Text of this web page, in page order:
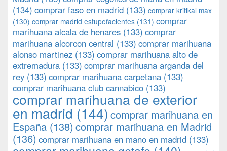
(134) comprar faso en madrid (133) comprar kritikal max
(130) comprar madrid estupefacientes (131) comprar
marihuana alcala de henares (133) comprar
marihuana alcorcon central (133) comprar marihuana
alonso martinez (133) comprar marihuana alto de
extremadura (133) comprar marihuana arganda del
rey (133) comprar marihuana carpetana (133)
comprar marihuana club cannabico (133)
comprar marihuana de exterior
en madrid (144) comprar marihuana en
España (138) comprar marihuana en Madrid
(136) comprar marihuana en mano en madrid (133)